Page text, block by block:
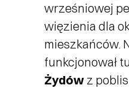
wrześniowej
więzienia dla
mieszkańców.
funkcjonował tu
Żydów z